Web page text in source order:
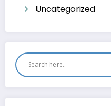
Uncategorized